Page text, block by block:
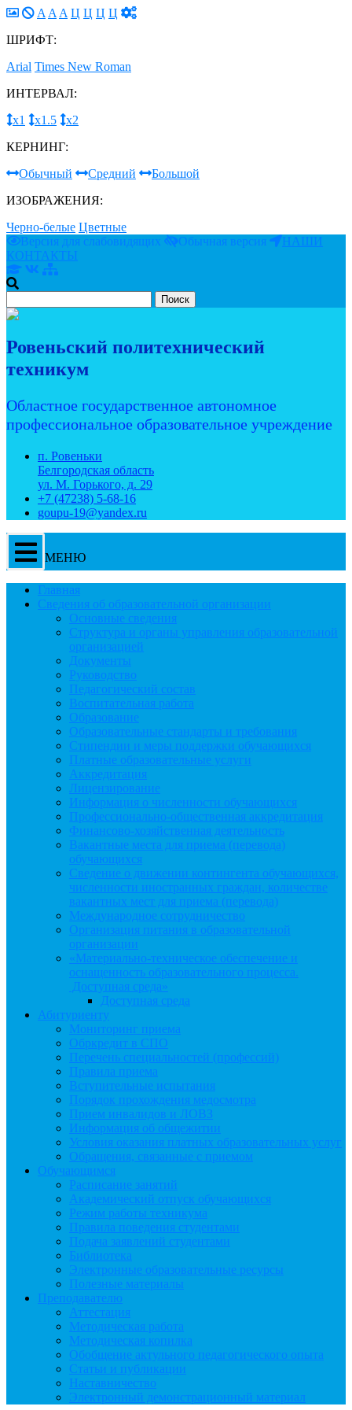
A A A Ц Ц Ц Ц
ШРИФТ:
Arial Times New Roman
ИНТЕРВАЛ:
х1
х1.5
х2
КЕРНИНГ:
Обычный
Средний
Большой
ИЗОБРАЖЕНИЯ:
Черно-белые Цветные
Версия для слабовидящих
Обычная версия
НАШИ
КОНТАКТЫ
Ровеньский политехнический
техникум
Областное государственное автономное
профессиональное образовательное учреждение
п. Ровеньки
Белгородская область
ул. М. Горького, д. 29
+7 (47238) 5-68-16
goupu-19@yandex.ru
МЕНЮ
Главная
Сведения об образовательной организации
Основные сведения
Структура и органы управления образовательной
организацией
Документы
Руководство
Педагогический состав
Воспитательная работа
Образование
Образовательные стандарты и требования
Стипендии и меры поддержки обучающихся
Платные образовательные услуги
Аккредитация
Лицензирование
Информация о численности обучающихся
Профессионально-общественная аккредитация
Финансово-хозяйственная деятельность
Вакантные места для приема (перевода)
обучающихся
Сведение о движении контингента обучающихся,
численности иностранных граждан, количестве
вакантных мест для приема (перевода)
Международное сотрудничество
Организация питания в образовательной
организации
«Материально-техническое обеспечение и
оснащенность образовательного процесса.
Доступная среда»
Доступная среда
Абитуриенту
Мониторинг приема
Обркредит в СПО
Перечень специальностей (профессий)
Правила приема
Вступительные испытания
Порядок прохождения медосмотра
Прием инвалидов и ЛОВЗ
Информация об общежитии
Условия оказания платных образовательных услуг
Обращения, связанные с приемом
Обучающимся
Расписание занятий
Академический отпуск обучающихся
Режим работы техникума
Правила поведения студентами
Подача заявлений студентами
Библиотека
Электронные образовательные ресурсы
Полезные материалы
Преподавателю
Аттестация
Методическая работа
Методическая копилка
Обобщение актульного педагогического опыта
Статьи и публикации
Наставничество
Электронный демонстрационный материал